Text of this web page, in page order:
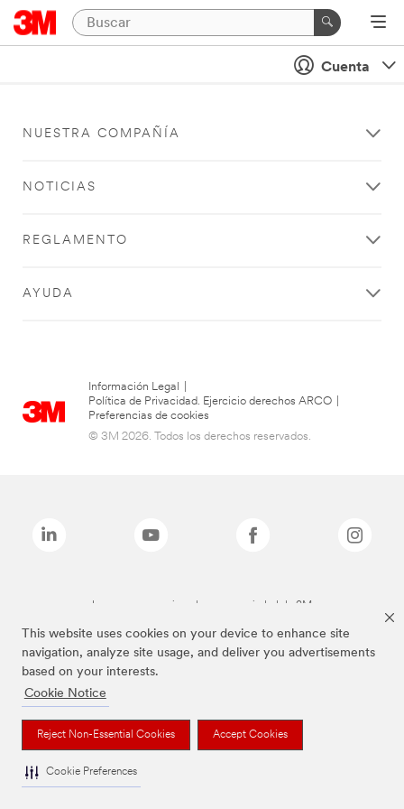
This website uses cookies on your device to enhance site
navigation, analyze site usage, and deliver you advertisements
based on your interests.
Cookie Notice
Reject Non-Essential Cookies Accept Cookies
Cookie Preferences
Cuenta
NUESTRA COMPAÑÍA
NOTICIAS
REGLAMENTO
AYUDA
Información Legal
Política de Privacidad. Ejercicio derechos ARCO
Preferencias de cookies
© 3M 2026. Todos los derechos reservados.
Las marcas mencionadas son propiedad de 3M